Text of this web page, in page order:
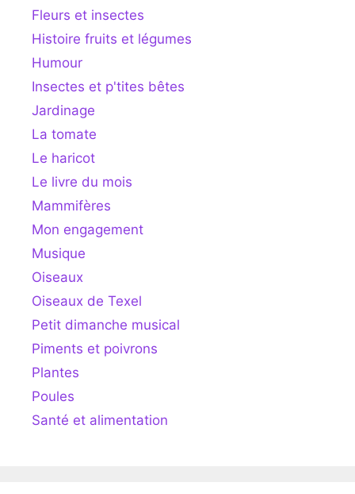
Fleurs et insectes
Histoire fruits et légumes
Humour
Insectes et p'tites bêtes
Jardinage
La tomate
Le haricot
Le livre du mois
Mammifères
Mon engagement
Musique
Oiseaux
Oiseaux de Texel
Petit dimanche musical
Piments et poivrons
Plantes
Poules
Santé et alimentation